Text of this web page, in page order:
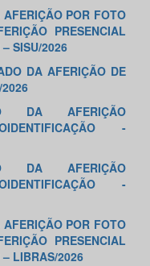
AFERIÇÃO POR FOTO
PRESENCIAL
SISU/2026
DA AFERIÇÃO DE
DA AFERIÇÃO
-
DA AFERIÇÃO
-
AFERIÇÃO POR FOTO
PRESENCIAL
– LIBRAS/2026